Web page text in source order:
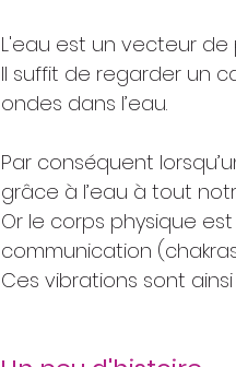
L'eau est un vecteur
Il suffit de regarder un
ondes dans l’eau.
Par conséquent
grâce à l’eau à tout
Or le corps physique
communication
Ces vibrations sont